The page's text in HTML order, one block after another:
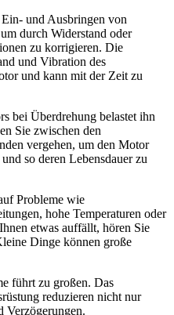
und Ausbringen von
durch Widerstand oder
zu korrigieren. Die
und Vibration des
und kann mit der Zeit zu
bei Überdrehung belastet ihn
Sie zwischen den
vergehen, um den Motor
so deren Lebensdauer zu
Probleme wie
hohe Temperaturen oder
etwas auffällt, hören Sie
Dinge können große
führt zu großen. Das
reduzieren nicht nur
Verzögerungen.